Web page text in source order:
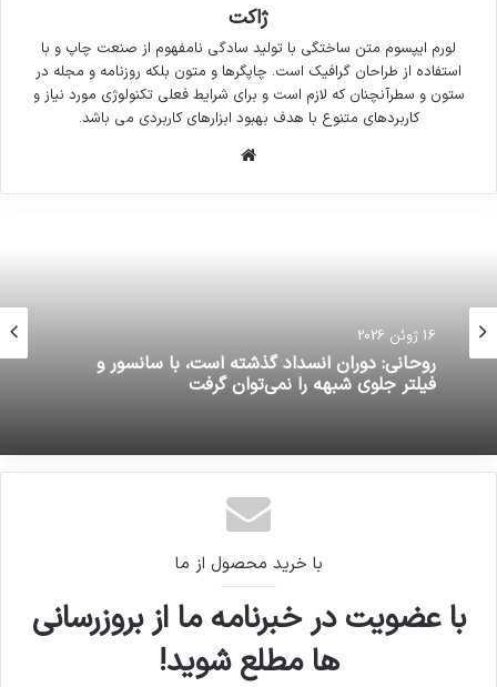
ژاکت
لورم ایپسوم متن ساختگی با تولید سادگی نامفهوم از صنعت چاپ و با
استفاده از طراحان گرافیک است. چاپگرها و متون بلکه روزنامه و مجله در
ستون و سطرآنچنان که لازم است و برای شرایط فعلی تکنولوژی مورد نیاز و
کاربردهای متنوع با هدف بهبود ابزارهای کاربردی می باشد.
16 ژوئن 2026
رئیس قوه قضاییه: با موافقت رهبری صرفاً برخی
تشریفات رسیدگی به پرونده مفاسد اقتصادی حذف
16 ژوئن 2026
روحانی: دوران انسداد گذشته است، با سانسور و
با خرید محصول از ما
با عضویت در خبرنامه ما از بروزرسانی
ها مطلع شوید!